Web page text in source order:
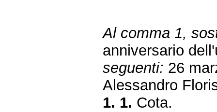
Al comma 1,
anniversario
seguenti: 26
Alessandro
1. 1. Cota.